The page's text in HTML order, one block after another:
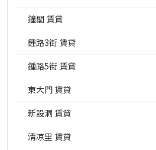
鐘閣 賃貸
鍾路3街 賃貸
鍾路5街 賃貸
東大門 賃貸
新設洞 賃貸
淸凉里 賃貸